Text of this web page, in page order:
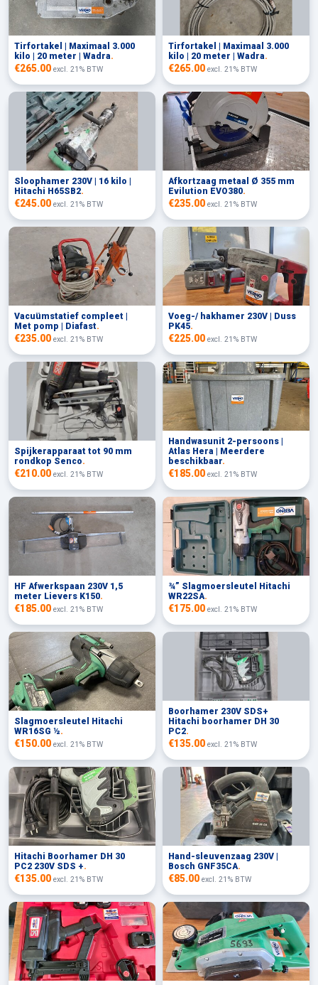
Tirfortakel | Maximaal 3.000
kilo | 20 meter | Wadra.
€265.00 excl. 21% BTW
Tirfortakel | Maximaal 3.000
kilo | 20 meter | Wadra.
€265.00 excl. 21% BTW
Sloophamer 230V | 16 kilo |
Hitachi H65SB2.
€245.00 excl. 21% BTW
Afkortzaag metaal Ø 355 mm
Evilution EVO380.
€235.00 excl. 21% BTW
Vacuümstatief compleet |
Met pomp | Diafast.
€235.00 excl. 21% BTW
Voeg-/ hakhamer 230V | Duss
PK45.
€225.00 excl. 21% BTW
Spijkerapparaat tot 90 mm
rondkop Senco.
€210.00 excl. 21% BTW
Handwasunit 2-persoons |
Atlas Hera | Meerdere
beschikbaar.
€185.00 excl. 21% BTW
HF Afwerkspaan 230V 1,5
meter Lievers K150.
€185.00 excl. 21% BTW
¾” Slagmoersleutel Hitachi
WR22SA.
€175.00 excl. 21% BTW
Slagmoersleutel Hitachi
WR16SG ½.
€150.00 excl. 21% BTW
Boorhamer 230V SDS+
Hitachi boorhamer DH 30
PC2.
€135.00 excl. 21% BTW
Hitachi Boorhamer DH 30
PC2 230V SDS +.
€135.00 excl. 21% BTW
Hand-sleuvenzaag 230V |
Bosch GNF35CA.
€85.00 excl. 21% BTW